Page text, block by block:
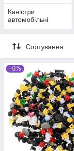
Каністри
автомобільні
Сортування
–6%